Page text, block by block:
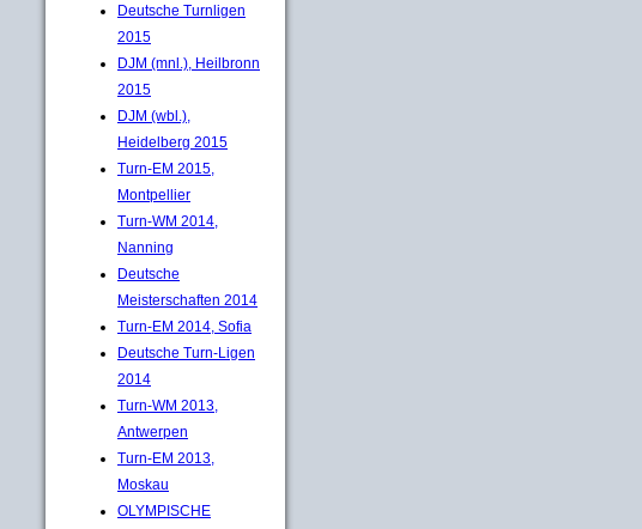
Deutsche Turnligen
2015
DJM (mnl.), Heilbronn
2015
DJM (wbl.),
Heidelberg 2015
Turn-EM 2015,
Montpellier
Turn-WM 2014,
Nanning
Deutsche
Meisterschaften 2014
Turn-EM 2014, Sofia
Deutsche Turn-Ligen
2014
Turn-WM 2013,
Antwerpen
Turn-EM 2013,
Moskau
OLYMPISCHE